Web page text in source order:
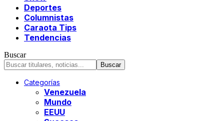
Deportes
Columnistas
Caraota Tips
Tendencias
Buscar
Categorías
Venezuela
Mundo
EEUU